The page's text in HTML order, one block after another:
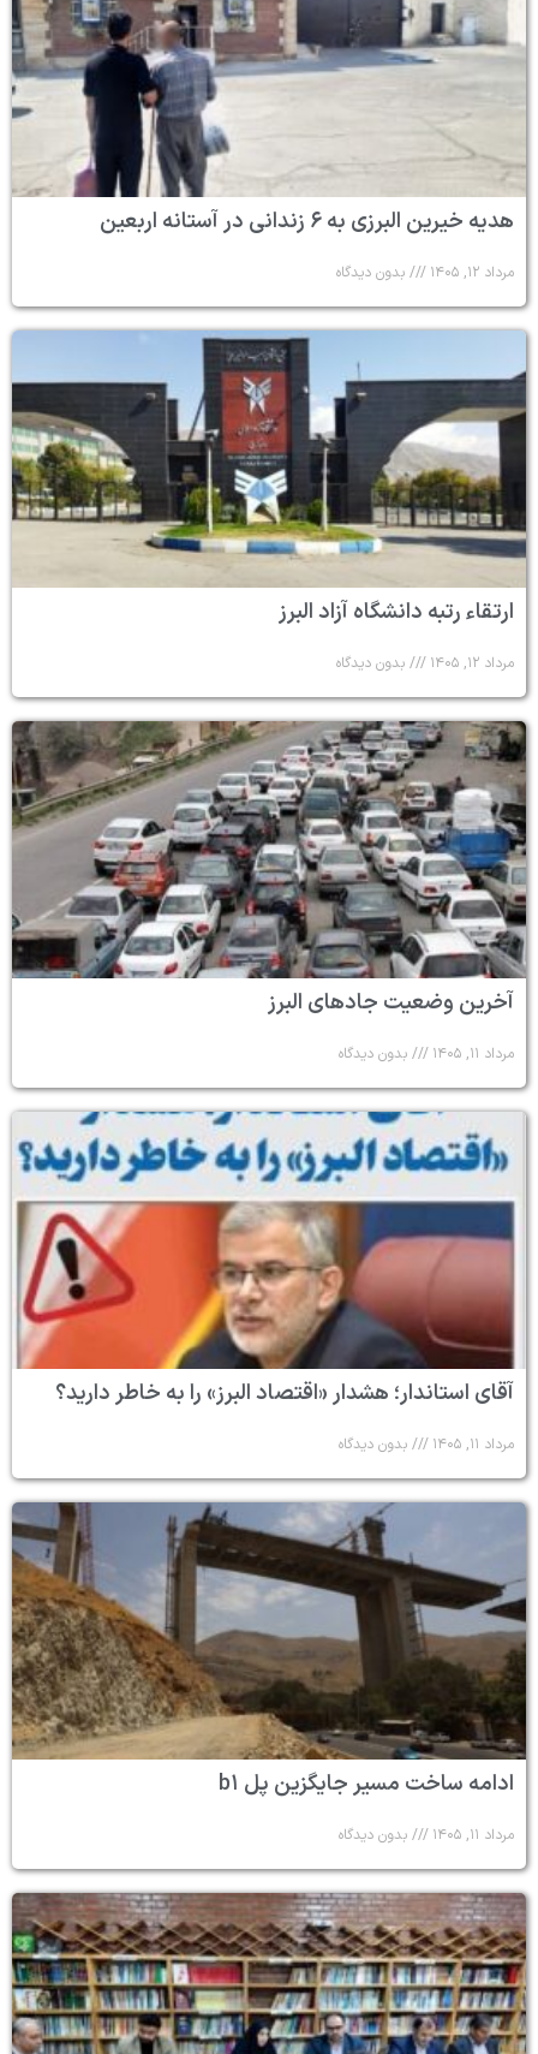
هدیه خیرین البرزی به ۶ زندانی در آستانه اربعین
مرداد ۱۲, ۱۴۰۵ بدون دیدگاه
ارتقاء رتبه دانشگاه آزاد البرز
مرداد ۱۲, ۱۴۰۵ بدون دیدگاه
آخرین وضعیت جادهای البرز
مرداد ۱۱, ۱۴۰۵ بدون دیدگاه
آقای استاندار؛ هشدار «اقتصاد البرز» را به خاطر دارید؟
مرداد ۱۱, ۱۴۰۵ بدون دیدگاه
ادامه ساخت مسیر جایگزین پل b۱
مرداد ۱۱, ۱۴۰۵ بدون دیدگاه